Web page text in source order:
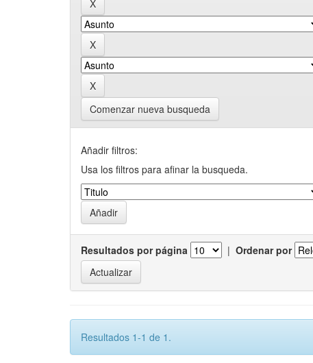
Comenzar nueva busqueda
Añadir filtros:
Usa los filtros para afinar la busqueda.
Resultados por página | Ordenar por
Resultados 1-1 de 1.